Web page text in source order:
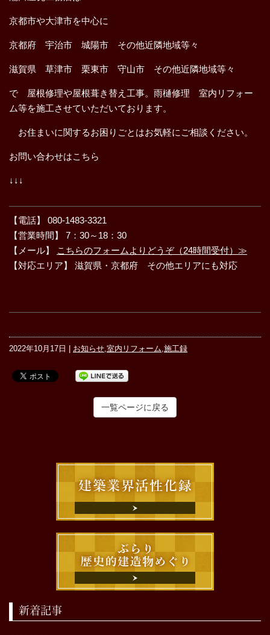
京都市や大津市を中心に
京都府 宇治市 城陽市 その他近隣地域等々
滋賀県 草津市 栗東市 守山市 その他近隣地域等々
で 屋根修理や屋根葺き替え工事。雨樋修理 室内リフォー
ム等を施工させていただいております。
お住まいに関するお困りごとはお気軽にご相談ください。
お問い合わせはこちら
↓↓↓
【電話】 080-1483-3321
【営業時間】 7：30～18：30
【メール】
こちらのフォームよりどうぞ（24時間受付）≫
【対応エリア】 滋賀県・京都府 その他エリアにも対応
2022年10月17日 | お知らせ,室内リフォーム,施工録
一覧ページに戻る
新着記事